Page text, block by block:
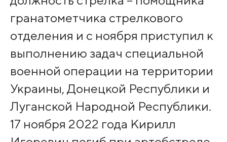
гранатометчика стрелкового
отделения и с ноября приступил к
выполнению задач специальной
военной операции на территории
Украины, Донецкой Республики и
Луганской Народной Республики.
17 ноября 2022 года Кирилл